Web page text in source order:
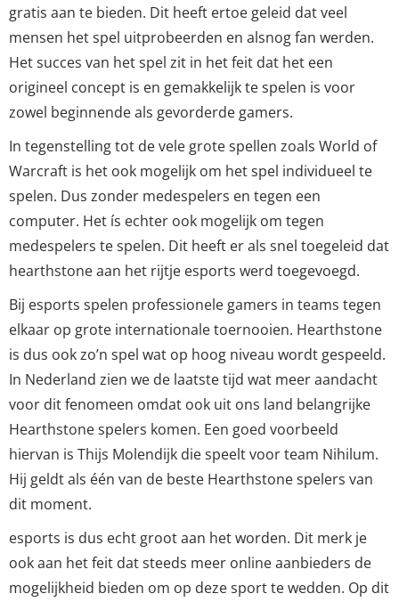
gratis aan te bieden. Dit heeft ertoe geleid dat veel
mensen het spel uitprobeerden en alsnog fan werden.
Het succes van het spel zit in het feit dat het een
origineel concept is en gemakkelijk te spelen is voor
zowel beginnende als gevorderde gamers.
In tegenstelling tot de vele grote spellen zoals World of
Warcraft is het ook mogelijk om het spel individueel te
spelen. Dus zonder medespelers en tegen een
computer. Het ís echter ook mogelijk om tegen
medespelers te spelen. Dit heeft er als snel toegeleid dat
hearthstone aan het rijtje esports werd toegevoegd.
Bij esports spelen professionele gamers in teams tegen
elkaar op grote internationale toernooien. Hearthstone
is dus ook zo’n spel wat op hoog niveau wordt gespeeld.
In Nederland zien we de laatste tijd wat meer aandacht
voor dit fenomeen omdat ook uit ons land belangrijke
Hearthstone spelers komen. Een goed voorbeeld
hiervan is Thijs Molendijk die speelt voor team Nihilum.
Hij geldt als één van de beste Hearthstone spelers van
dit moment.
esports is dus echt groot aan het worden. Dit merk je
ook aan het feit dat steeds meer online aanbieders de
mogelijkheid bieden om op deze sport te wedden. Op dit